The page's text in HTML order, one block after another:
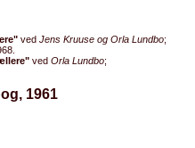
ved Jens Kruuse og Orla Lundbo;
ved Orla Lundbo;
1961